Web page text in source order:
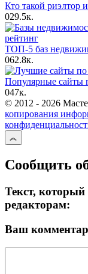
Кто такой риэлтор
029.5к.
ТОП-5 баз
062.8к.
Популярные сайты
047к.
© 2012 - 2026
копирования
Сообщить
Текст,
редакторам:
Ваш